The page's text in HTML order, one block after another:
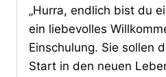
„Hurra, endlich bist du
ein liebevolles
Einschulung. Sie sollen
Start in den neuen